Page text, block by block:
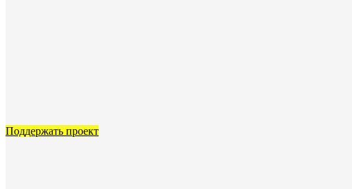
Поддержать проект